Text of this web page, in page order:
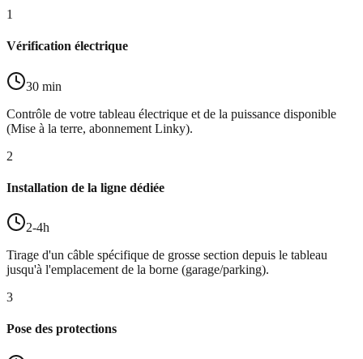
1
Vérification électrique
30 min
Contrôle de votre tableau électrique et de la puissance disponible
(Mise à la terre, abonnement Linky).
2
Installation de la ligne dédiée
2-4h
Tirage d'un câble spécifique de grosse section depuis le tableau
jusqu'à l'emplacement de la borne (garage/parking).
3
Pose des protections